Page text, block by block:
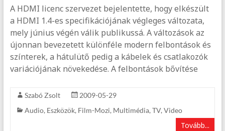
A HDMI licenc szervezet bejelentette, hogy elkészült
a HDMI 1.4-es specifikációjának végleges változata,
mely június végén válik publikussá. A változások az
újonnan bevezetett különféle modern felbontások és
színterek, a hátulütő pedig a kábelek és csatlakozók
variációjának növekedése. A felbontások bővítése
Szabó Zsolt
2009-05-29
Audio, Eszközök, Film-Mozi, Multimédia, TV, Video
Tovább...